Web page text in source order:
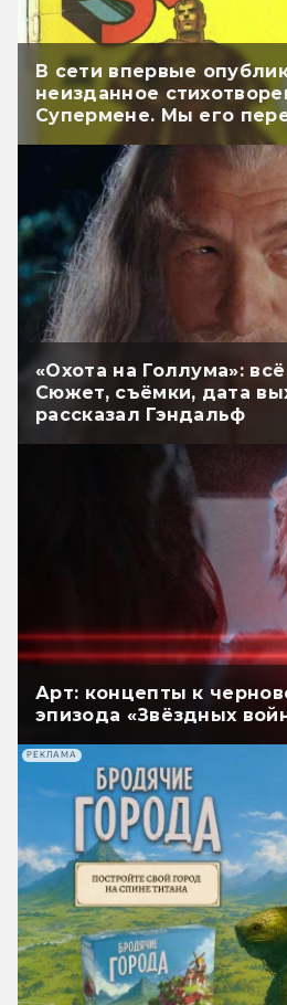
В сети впервые
неизданное
Супермене. Мы его
«Охота на Голлума»:
Сюжет, съёмки, дата
рассказал Гэндальф
Арт: концепты к
эпизода «Звёздных
РЕКЛАМА